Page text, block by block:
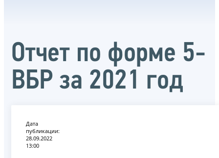
Отчет по форме 5-
ВБР за 2021 год
Дата
публикации:
28.09.2022
13:00